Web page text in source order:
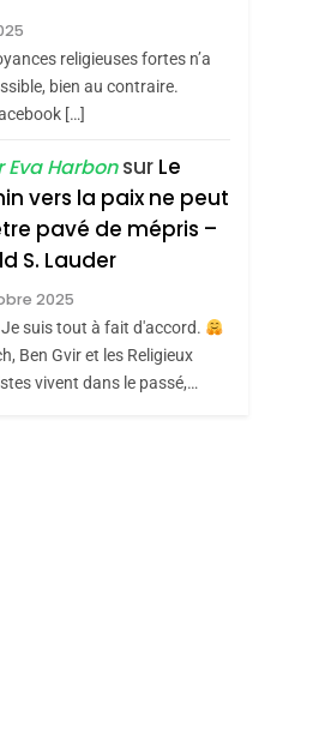
Selon Le
D’ADL
ISRAÉL
DIGNE ET
:
JE
MA
Par Thérèse
Dvir
JUDAISME
QUI NOUS
– Jacques
: Les Amandes
religieuses fortes n’a
bien au contraire.
[…]
Eva Harbonsur Le
vers la paix ne peut
pavé de mépris –
S. Lauder
2025
suis tout à fait d'accord.
Ben Gvir et les Religieux
vivent dans le passé,…